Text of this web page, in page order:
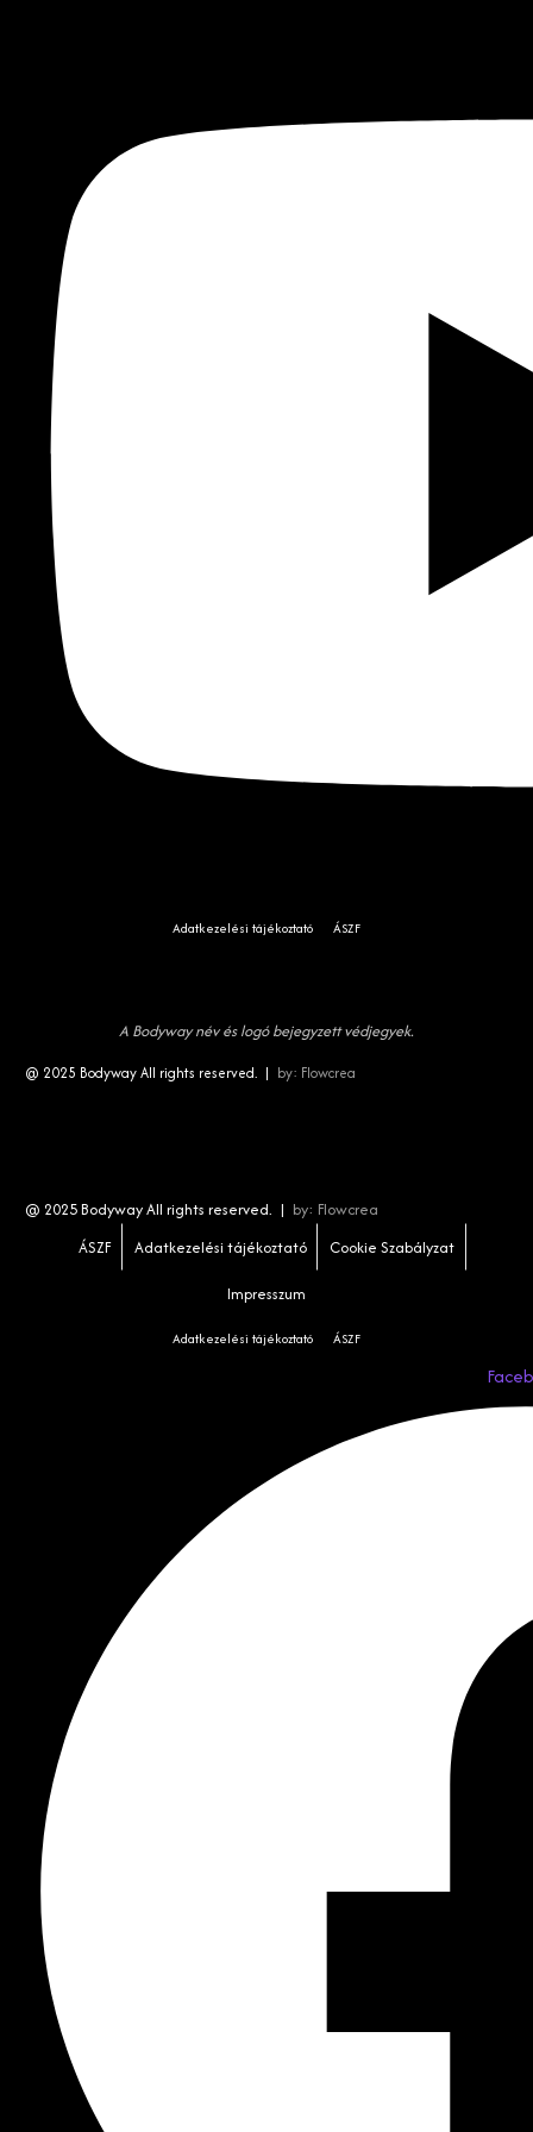
Adatkezelési tájékoztató ÁSZF
A Bodyway név és logó bejegyzett védjegyek.
@ 2025 Bodyway All rights reserved. | by: Flowcrea
@ 2025 Bodyway All rights reserved. | by: Flowcrea
ÁSZF
Adatkezelési tájékoztató Cookie Szabályzat
Impresszum
Adatkezelési tájékoztató ÁSZF